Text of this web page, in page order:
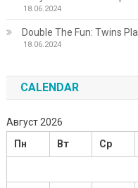
18.06.2024
Double The Fun: Twins
18.06.2024
CALENDAR
Август 2026
Пн
Вт Ср